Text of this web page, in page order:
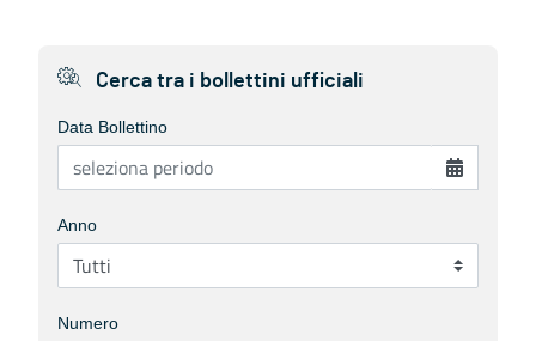
Cerca tra i bollettini ufficiali
Data Bollettino
Anno
Numero